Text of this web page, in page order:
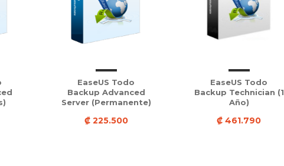
EaseUS Todo
Backup Advanced
Server (Permanente)
₡ 225.500
EaseUS Todo
Backup Technician (1
Año)
₡ 461.790